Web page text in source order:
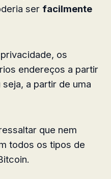
ser facilmente
os
endereços a partir
a partir de uma
que nem
todos os tipos de